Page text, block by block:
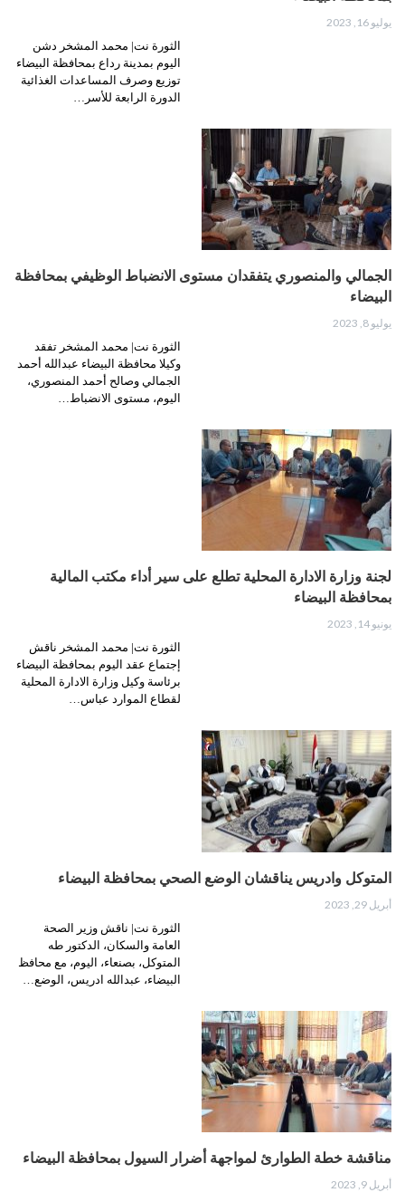
يوليو 16, 2023
الثورة نت| محمد المشخر دشن
اليوم بمدينة رداع بمحافظة البيضاء
توزيع وصرف المساعدات الغذائية
الدورة الرابعة للأسر…
الجمالي والمنصوري يتفقدان مستوى الانضباط الوظيفي بمحافظة
البيضاء
يوليو 8, 2023
الثورة نت| محمد المشخر تفقد
وكيلا محافظة البيضاء عبدالله أحمد
الجمالي وصالح أحمد المنصوري،
اليوم، مستوى الانضباط…
لجنة وزارة الادارة المحلية تطلع على سير أداء مكتب المالية
بمحافظة البيضاء
يونيو 14, 2023
الثورة نت| محمد المشخر ناقش
إجتماع عقد اليوم بمحافظة البيضاء
برئاسة وكيل وزارة الادارة المحلية
لقطاع الموارد عباس…
المتوكل وادريس يناقشان الوضع الصحي بمحافظة البيضاء
أبريل 29, 2023
الثورة نت| ناقش وزير الصحة
العامة والسكان، الدكتور طه
المتوكل، بصنعاء، اليوم، مع محافظ
البيضاء، عبدالله ادريس، الوضع…
مناقشة خطة الطوارئ لمواجهة أضرار السيول بمحافظة البيضاء
أبريل 9, 2023